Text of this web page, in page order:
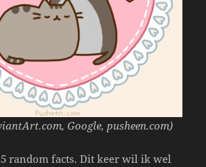
Google, pusheen.com)
random facts. Dit keer wil ik wel